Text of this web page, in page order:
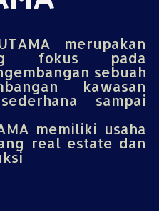
merupakan
fokus pada
sebuah
kawasan
sampai
memiliki usaha
real estate dan